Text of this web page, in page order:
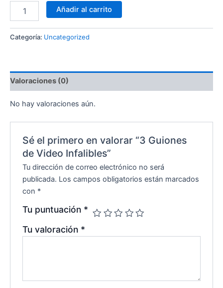
Añadir al carrito
Categoría: Uncategorized
Valoraciones (0)
No hay valoraciones aún.
Sé el primero en valorar “3 Guiones
de Video Infalibles”
Tu dirección de correo electrónico no será
publicada. Los campos obligatorios están marcados
con *
Tu puntuación *
Tu valoración *